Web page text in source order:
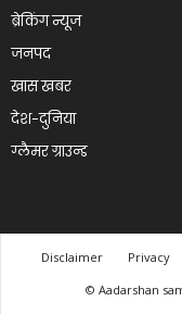
ब्रेकिंग न्यूज
जनपद
खास खबर
देश-दुनिया
ग्लैमर ग्राउन्ड
Disclaimer Privacy
© Aadarshan